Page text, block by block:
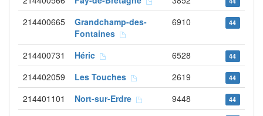
214400665
Grandchamp-des-
Fontaines
6910 44
214400731 Héric 6528 44
214402059 Les Touches 2619 44
214401101 Nort-sur-Erdre 9448 44